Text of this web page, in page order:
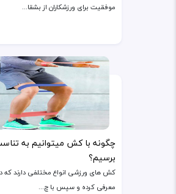
موفقیت برای ورزشکاران از بشقا...
چگونه با کش میتوانیم به
برسیم؟
کش های ورزشی انواع مختلفی دارند که در
معرفی کرده و سپس با چ...